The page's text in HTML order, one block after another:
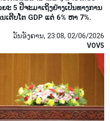
5 ປີ​ຈະ​ມາ​ເຖິງ​ຢ່າງ​ເປັນ​ທາງ​ການ
ຕີບ​ໂຕ GDP ແຕ່ 6% ຫາ 7%.
ວັນອັງຄານ, 23:08, 02/06/2026
VOV5